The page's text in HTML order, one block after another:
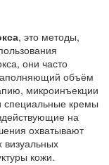
, это методы,
, они часто
объём
, микроинъекции
специальные кремы
на
охватывают
визуальных
кожи.